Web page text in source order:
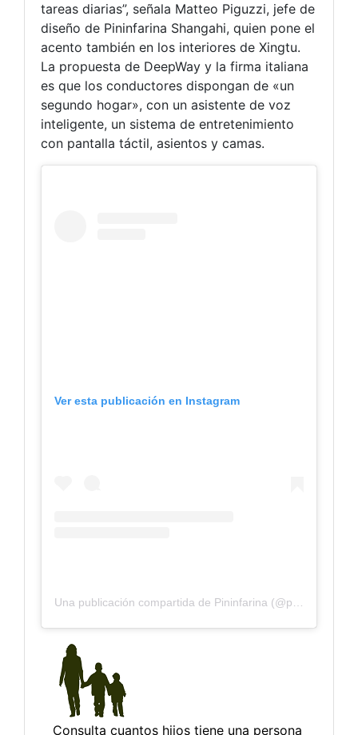
tareas diarias”, señala Matteo Piguzzi, jefe de
diseño de Pininfarina Shangahi, quien pone el
acento también en los interiores de Xingtu.
La propuesta de DeepWay y la firma italiana
es que los conductores dispongan de «un
segundo hogar», con un asistente de voz
inteligente, un sistema de entretenimiento
con pantalla táctil, asientos y camas.
Ver esta publicación en Instagram
Una publicación compartida de Pininfarina (@pininfarina_official)